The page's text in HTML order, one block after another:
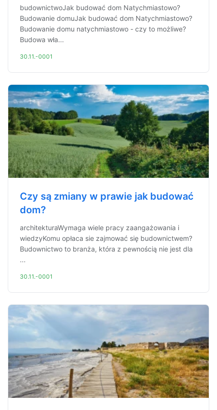
budownictwoJak budować dom Natychmiastowo?
Budowanie domuJak budować dom Natychmiastowo?
Budowanie domu natychmiastowo - czy to możliwe?
Budowa wła...
30.11.-0001
Czy są zmiany w prawie jak budować
dom?
architekturaWymaga wiele pracy zaangażowania i
wiedzyKomu opłaca sie zajmować się budownictwem?
Budownictwo to branża, która z pewnością nie jest dla
...
30.11.-0001